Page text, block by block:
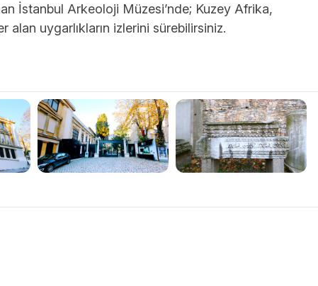
İstanbul Arkeoloji Müzesi’nde; Kuzey Afrika,
alan uygarlıkların izlerini sürebilirsiniz.